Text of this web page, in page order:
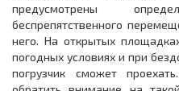
предусмотрены
беспрепятственного
него. На открытых
погодных условиях и при
погрузчик сможет